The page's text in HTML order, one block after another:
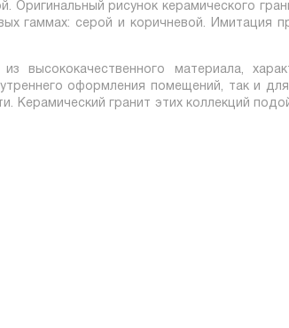
рисунок керамического
гаммах: серой и коричневой. Имитация
высококачественного материала,
оформления помещений, так и
Керамический гранит этих коллекций